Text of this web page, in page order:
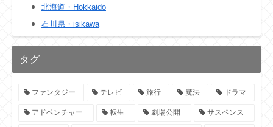
北海道・Hokkaido
石川県・isikawa
タグ
ファンタジー テレビ 旅行 魔法 ドラマ
アドベンチャー 転生 劇場公開 サスペンス